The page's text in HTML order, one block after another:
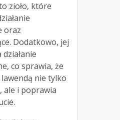
zioło, które
oraz
Dodatkowo, jej
co sprawia, że
nie tylko
ale i poprawia